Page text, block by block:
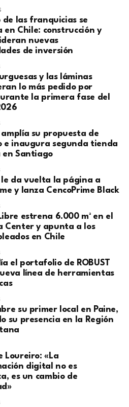
de las franquicias se
en Chile: construcción y
nuevas
de inversión
y las láminas
lo más pedido por
la primera fase del
amplía su propuesta de
e inaugura segunda tienda
en Santiago
le da vuelta la página a
y lanza CencoPrime Black
estrena 6.000 m² en el
Center y apunta a los
en Chile
el portafolio de ROBUST
línea de herramientas
su primer local en Paine,
su presencia en la Región
Loureiro: «La
digital no es
es un cambio de